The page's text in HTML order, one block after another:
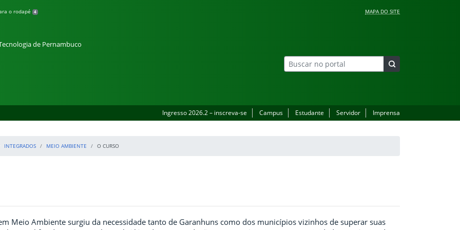
o rodapé 4 MAPA DO SITE
de Pernambuco
Ingresso 2026.2 – inscreva-se Campus Estudante Servidor Imprensa
INTEGRADOS MEIO AMBIENTE O CURSO
Meio Ambiente surgiu da necessidade tanto de Garanhuns como dos municípios vizinhos de superar suas